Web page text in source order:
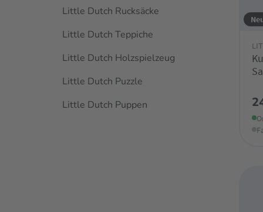
Little Dutch Rucksäcke
Little Dutch Teppiche
Little Dutch Holzspielzeug
Little Dutch Puzzle
Little Dutch Puppen